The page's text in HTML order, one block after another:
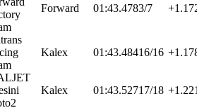
Forward 01:43.4783/7
Kalex 01:43.48416/16
Kalex 01:43.52717/18